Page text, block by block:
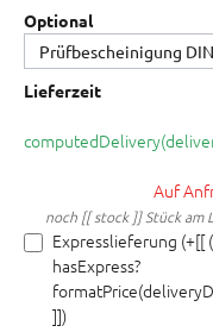
Optional
Lieferzeit
Auf
noch [[ stock ]] Stück am
Expresslieferung (+[[
hasExpress?
]])